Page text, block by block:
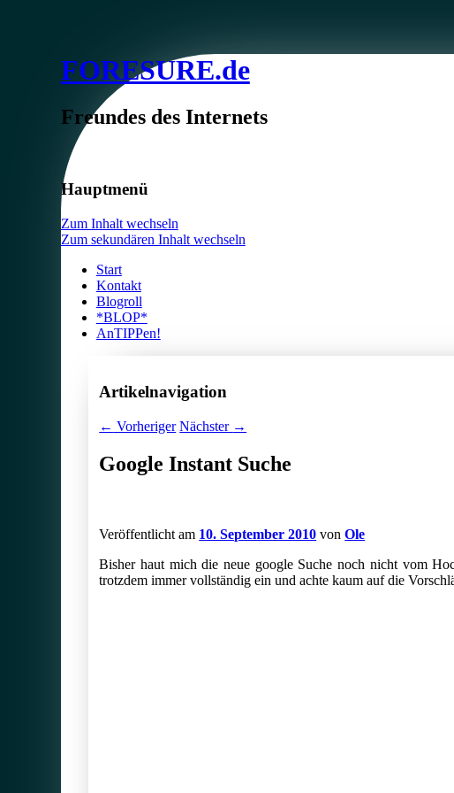
FORESURE.de
Freundes des Internets
Hauptmenü
Zum Inhalt wechseln
Zum sekundären Inhalt wechseln
Start
Kontakt
Blogroll
*BLOP*
AnTIPPen!
Artikelnavigation
← Vorheriger Nächster →
Google Instant Suche
Veröffentlicht am 10. September 2010 vonOle
Bisher haut mich die neue google Suche noch nicht vom
trotzdem immer vollständig ein und achte kaum auf die